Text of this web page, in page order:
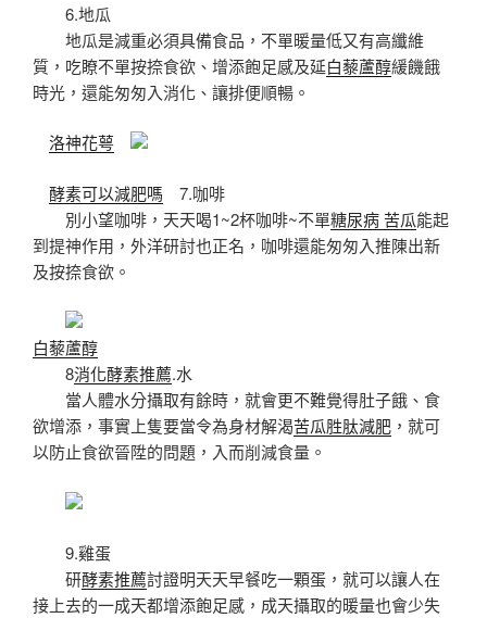
6.地瓜
地瓜是減重必須具備食品，不單暖量低又有高纖維
質，吃瞭不單按捺食欲、增添飽足感及延白藜蘆醇緩饑餓
時光，還能匆匆入消化、讓排便順暢。
洛神花萼
酵素可以減肥嗎 7.咖啡
別小望咖啡，天天喝1~2杯咖啡~不單糖尿病 苦瓜能起
到提神作用，外洋研討也正名，咖啡還能匆匆入推陳出新
及按捺食欲。
白藜蘆醇
8消化酵素推薦.水
當人體水分攝取有餘時，就會更不難覺得肚子餓、食
欲增添，事實上隻要當令為身材解渴苦瓜胜肽減肥 ，就可
以防止食欲晉陞的問題，入而削減食量。
9.雞蛋
研酵素推薦討證明天天早餐吃一顆蛋，就可以讓人在
接上去的一成天都增添飽足感，成天攝取的暖量也會少失